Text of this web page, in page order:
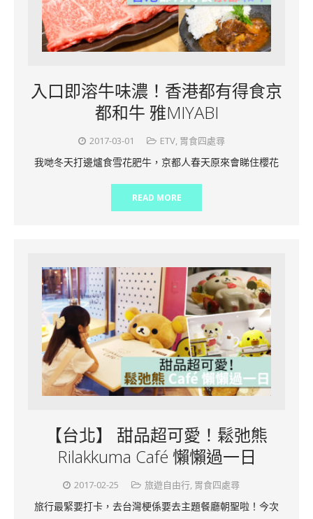
入口即溶牛味濃！香港都有得食京
都和牛 雅MIYABI
2017-03-01 ETV, 胃食四處尋
我哋冬天打邊爐食雪花肥牛，京都人春天原來會睇住櫻花
READ MORE
【台北】 甜品超可愛！鬆弛熊
Rilakkuma Café 懶懶過一日
2017-02-25 旅遊自由行, 胃食四處尋
旅行最緊要打卡，去台灣梗係要去主題餐廳朝聖啦！今次